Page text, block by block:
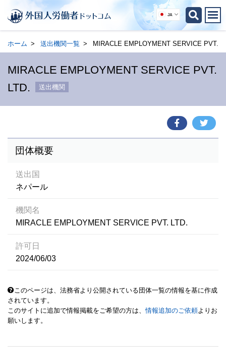
JA
ホーム 送出機関一覧 MIRACLE EMPLOYMENT SERVICE PVT.
MIRACLE EMPLOYMENT SERVICE PVT.
LTD.
送出機関
団体概要
送出国
ネパール
機関名
MIRACLE EMPLOYMENT SERVICE PVT. LTD.
許可日
2024/06/03
このページは、法務省より公開されている団体一覧の情報を基に作成
されています。
このサイトに追加で情報掲載をご希望の方は、情報追加のご依頼よりお
願いします。